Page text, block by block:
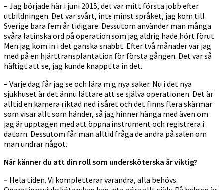
– Jag började här i juni 2015, det var mitt första jobb efter
utbildningen. Det var svårt, inte minst språket, jag kom till
Sverige bara fem år tidigare. Dessutom använder man många
svåra latinska ord på operation som jag aldrig hade hört förut.
Men jag kom in i det ganska snabbt. Efter två månader var jag
med på en hjärttransplantation för första gången. Det var så
häftigt att se, jag kunde knappt ta in det.
– Varje dag får jag se och lära mig nya saker. Nu i det nya
sjukhuset är det ännu lättare att se själva operationen. Det är
alltid en kamera riktad ned i såret och det finns flera skärmar
som visar allt som händer, så jag hinner hänga med även om
jag är upptagen med att öppna instrument och registrera i
datorn. Dessutom får man alltid fråga de andra på salen om
man undrar något.
När känner du att din roll som undersköterska är viktig?
– Hela tiden. Vi kompletterar varandra, alla behövs.